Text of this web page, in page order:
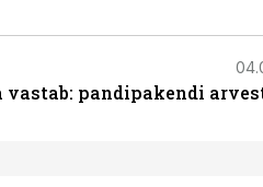
vastab: pandipakendi